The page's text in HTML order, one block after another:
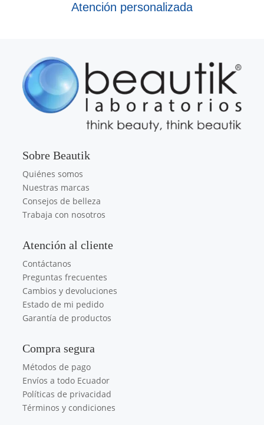
Atención personalizada
Sobre Beautik
Quiénes somos
Nuestras marcas
Consejos de belleza
Trabaja con nosotros
Atención al cliente
Contáctanos
Preguntas frecuentes
Cambios y devoluciones
Estado de mi pedido
Garantía de productos
Compra segura
Métodos de pago
Envíos a todo Ecuador
Políticas de privacidad
Términos y condiciones